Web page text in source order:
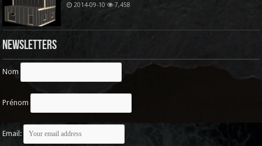
2014-09-10 7,458
Newsletters
Nom
Prénom
Email: